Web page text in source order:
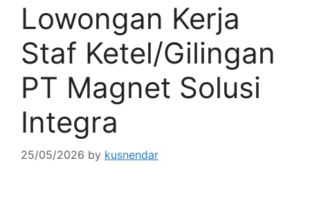
Lowongan Kerja
Staf Ketel/Gilingan
PT Magnet Solusi
Integra
25/05/2026 by kusnendar